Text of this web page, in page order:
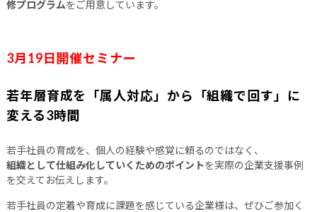
修プログラムをご用意しています。
3月19日開催セミナー
若年層育成を「属人対応」から「組織で回す」に
変える3時間
若手社員の育成を、個人の経験や感覚に頼るのではなく、
組織として仕組み化していくためのポイントを実際の企業支援事例
を交えてお伝えします。
若手社員の定着や育成に課題を感じている企業様は、ぜひご参加く